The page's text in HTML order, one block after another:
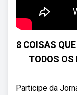
8 COISAS
TODOS
Participe da